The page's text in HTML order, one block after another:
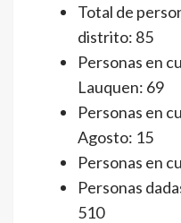
Total de
distrito: 85
Personas en
Lauquen: 69
Personas en
Agosto: 15
Personas en
Personas
510